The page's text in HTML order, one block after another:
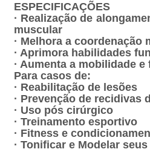
ESPECIFICAÇÕES
· Realização de
muscular
· Melhora a coordenação
· Aprimora habilidades
· Aumenta a mobilidade
Para casos de:
· Reabilitação de lesões
· Prevenção de recidivas
· Uso pós cirúrgico
· Treinamento esportivo
· Fitness e
· Tonificar e Modelar